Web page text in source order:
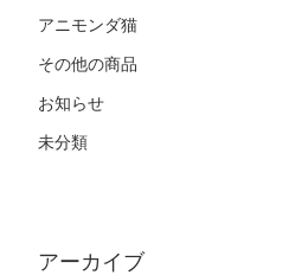
アニモンダ猫
その他の商品
お知らせ
未分類
アーカイブ